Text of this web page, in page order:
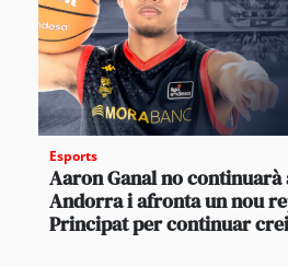
Esports
Aaron Ganal no continuarà
Andorra i afronta un nou
Principat per continuar